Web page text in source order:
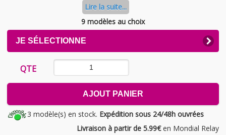
Lire la suite...
9 modèles au choix
JE SÉLECTIONNE
EXPAND
CONTENTS
QTE
AJOUT PANIER
3 modèle(s) en stock. Expédition sous 24/48h ouvrées
Livraison à partir de 5.99€en Mondial Relay